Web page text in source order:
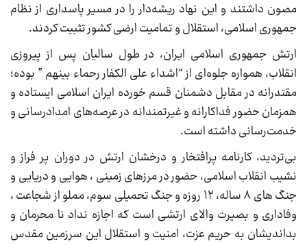
مصون داشتند و این نهاد ریشه‌دار را در مسیر پاسداری از نظام
جمهوری اسلامی، استقلال و تمامیت ارضی کشور تثبیت کردند.
ارتش جمهوری اسلامی ایران، در طول سالیان پس از پیروزی
انقلاب، همواره جلوه‌ای از “اشداء علی الکفار رحماء بینهم ” بوده؛
مقتدرانه در مقابل دشمنان قسم خورده ایران اسلامی ایستاده و
همزمان حضور فداکارانه و غیرتمندانه در عرصه‌های امدادرسانی و
خدمت‌رسانی داشته است.
بی‌تردید، کارنامه پرافتخار و درخشان ارتش در دوران پر فراز و
نشیب انقلاب اسلامی، حضور در مرزهای زمینی ، هوایی و دریایی و
جنگ های ۸ ساله، ۱۲ روزه و جنگ تحمیلی سوم، مملو از شجاعت ،
وفاداری و بصیرت والای ارتشی است که اجازه نداد نا محرمان و
بداندیشان به حریم عزت، امنیت و استقلال این سرزمین مقدس